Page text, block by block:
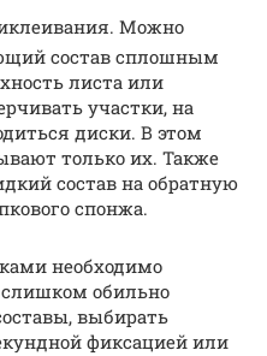
Можно
состав сплошным
листа или
участки, на
диски. В этом
только их. Также
состав на обратную
спонжа.
необходимо
обильно
выбирать
фиксацией или